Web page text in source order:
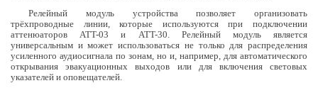
Релейный модуль устройства позволяет организовать
трёхпроводные линии, которые используются при подключении
аттенюаторов ATT-03 и ATT-30. Релейный модуль является
универсальным и может использоваться не только для распределения
усиленного аудиосигнала по зонам, но и, например, для автоматического
открывания эвакуационных выходов или для включения световых
указателей и оповещателей.